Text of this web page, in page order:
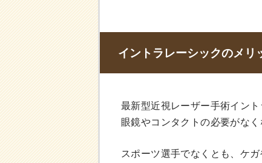
イントラレーシックのメリ
最新型近視レーザー手術イン
眼鏡やコンタクトの必要がなく
スポーツ選手でなくとも、ケ